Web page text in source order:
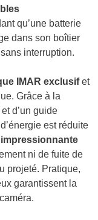
qu’une batterie
dans son boîtier
interruption.
IMAR exclusifet
Grâce à la
d’un guide
est réduite
ni de fuite de
projeté. Pratique,
garantissent la